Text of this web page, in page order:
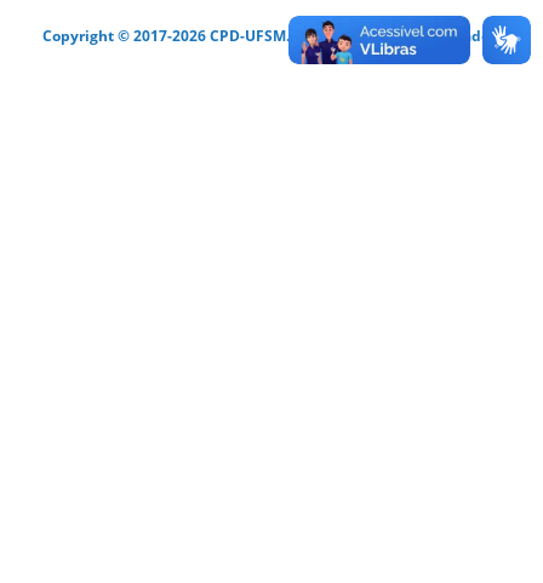
Copyright © 2017-2026 CPD-UFSM. Todos os direitos reservados.